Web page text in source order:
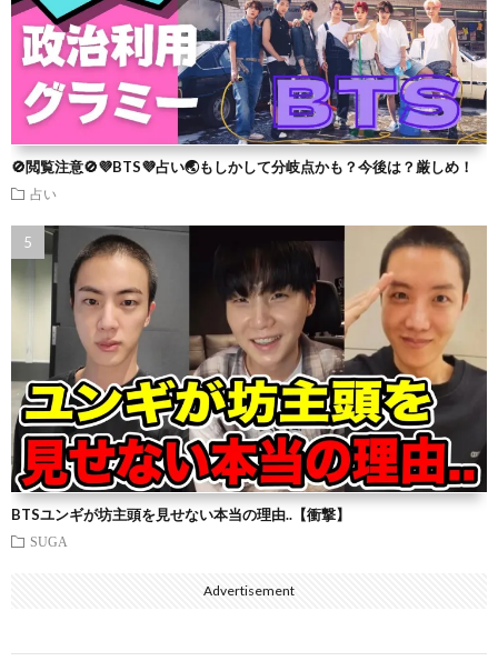
🚫閲覧注意🚫💜BTS💜占い🌏もしかして分岐点かも？今後は？厳しめ！
占い
BTSユンギが坊主頭を見せない本当の理由..【衝撃】
SUGA
Advertisement